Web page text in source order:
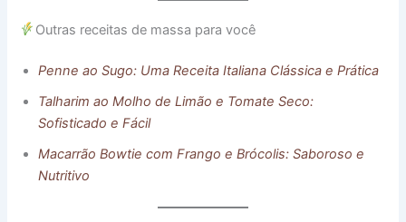
Outras receitas de massa para você
Penne ao Sugo: Uma Receita Italiana Clássica e Prática
Talharim ao Molho de Limão e Tomate Seco:
Sofisticado e Fácil
Macarrão Bowtie com Frango e Brócolis: Saboroso e
Nutritivo